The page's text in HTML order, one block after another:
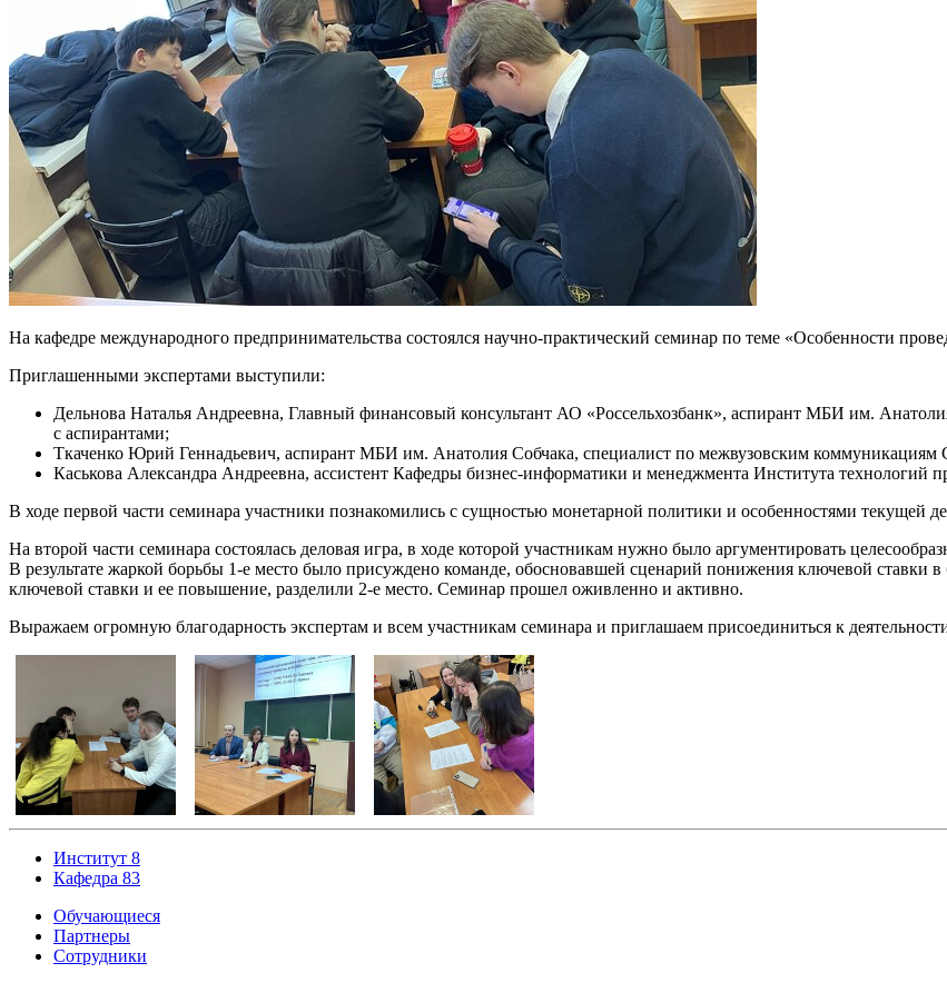
На кафедре международного предпринимательства состоялся научно-практический семинар по теме «Особенности
Приглашенными экспертами выступили:
Дельнова Наталья Андреевна, Главный финансовый консультант АО «Россельхозбанк», аспирант МБИ им.
с аспирантами;
Ткаченко Юрий Геннадьевич, аспирант МБИ им. Анатолия Собчака, специалист по межвузовским
Каськова Александра Андреевна, ассистент Кафедры бизнес-информатики и менеджмента Института технологий
В ходе первой части семинара участники познакомились с сущностью монетарной политики и особенностями
На второй части семинара состоялась деловая игра, в ходе которой участникам нужно было аргументировать
В результате жаркой борьбы 1-е место было присуждено команде, обосновавшей сценарий понижения ключевой ставки
ключевой ставки и ее повышение, разделили 2-е место. Семинар прошел оживленно и активно.
Выражаем огромную благодарность экспертам и всем участникам семинара и приглашаем присоединиться к
Институт 8
Кафедра 83
Обучающиеся
Партнеры
Сотрудники